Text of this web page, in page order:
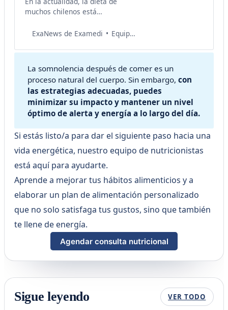
muchos chilenos está
alimentos ultraprocesados, una
significativos para la salud.
menudo se comercializan como
opciones convenientes y
saludables, es esencial
comprender cómo identificarlos y
tomar decisiones más
ExaNews de Examedi Equipo de Salud Examedi
La somnolencia después de comer es un
proceso natural del cuerpo. Sin embargo, con
las estrategias adecuadas, puedes
minimizar su impacto y mantener un nivel
óptimo de alerta y energía a lo largo del día.
Si estás listo/a para dar el siguiente paso hacia una
vida energética, nuestro equipo de nutricionistas
está aquí para ayudarte.
Aprende a mejorar tus hábitos alimenticios y a
elaborar un plan de alimentación personalizado
que no solo satisfaga tus gustos, sino que también
te llene de energía.
Agendar consulta nutricional
Sigue leyendo VER TODO